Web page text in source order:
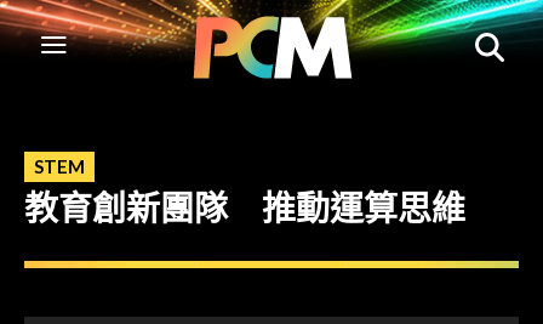
STEM
教育創新團隊 推動運算思維